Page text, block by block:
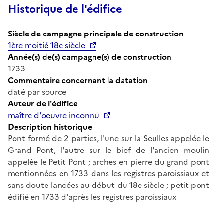
Historique de l'édifice
Siècle de campagne principale de construction
1ère moitié 18e siècle
Année(s) de(s) campagne(s) de construction
1733
Commentaire concernant la datation
daté par source
Auteur de l'édifice
maître d'oeuvre inconnu
Description historique
Pont formé de 2 parties, l'une sur la Seulles appelée le
Grand Pont, l'autre sur le bief de l'ancien moulin
appelée le Petit Pont ; arches en pierre du grand pont
mentionnées en 1733 dans les registres paroissiaux et
sans doute lancées au début du 18e siècle ; petit pont
édifié en 1733 d'après les registres paroissiaux